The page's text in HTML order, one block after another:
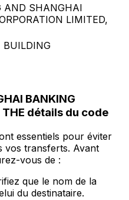
AND SHANGHAI
LIMITED,
BUILDING
BANKING
THE détails du code
essentiels pour éviter
vos transferts. Avant
vous de :
que le nom de la
du destinataire.